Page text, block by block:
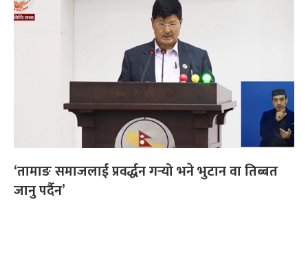
‘तामाङ समाजलाई प्रवर्द्धन गर्‍यो भने भुटान वा तिब्बत
जानु पर्दैन’